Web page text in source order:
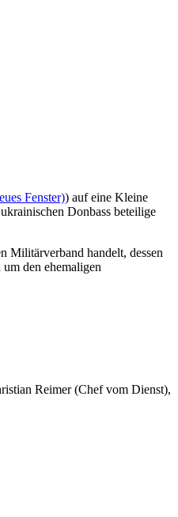
Fenster)) auf eine Kleine
Donbass beteilige
Militärverband handelt, dessen
den ehemaligen
Reimer (Chef vom Dienst),